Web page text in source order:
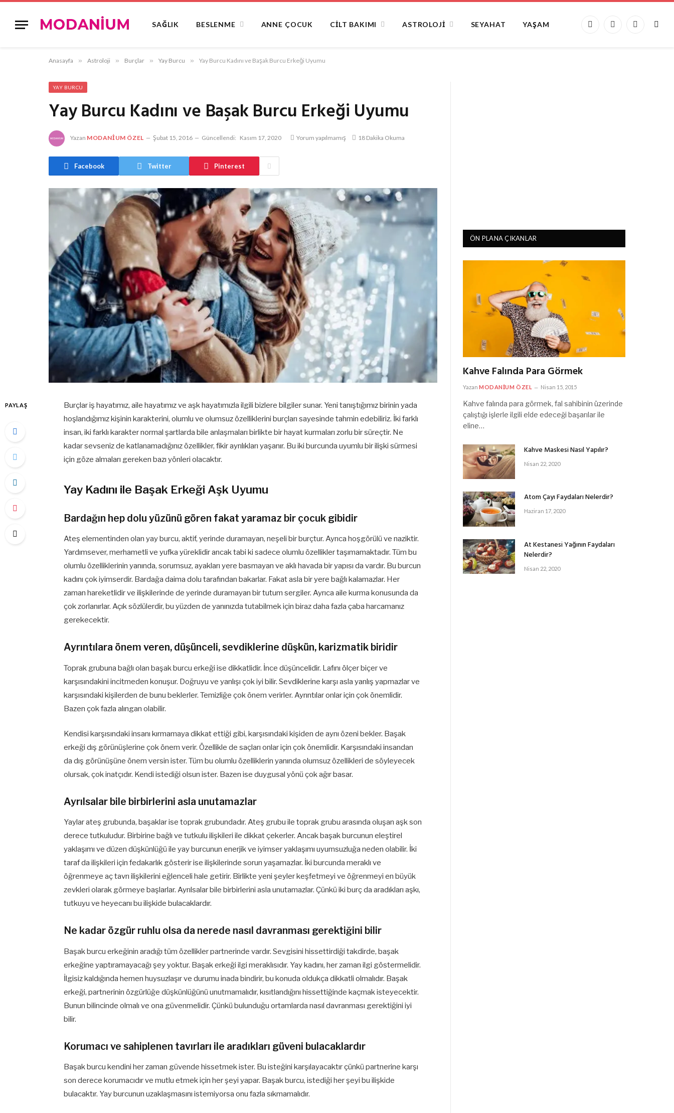
SAĞLIK BESLENME ANNE ÇOCUK CILT BAKIMI ASTROLOJI SEYAHAT YAŞAM
Facebook
X
Instagram
Anasayfa » Astroloji » Burçlar » Yay Burcu » Yay Burcu Kadını ve Başak Burcu Erkeği Uyumu
YAY BURCU
Yay Burcu Kadını ve Başak Burcu Erkeği Uyumu
Yazan MODANIUM ÖZEL Şubat 15, 2016 Güncellendi: Kasım 17, 2020 Yorum yapılmamış 18 Dakika Okuma
Facebook Twitter Pinterest
PAYLAŞ
Burçlar iş hayatımız, aile hayatımız ve aşk hayatımızla ilgili bizlere bilgiler sunar. Yeni tanıştığımız birinin yada
hoşlandığımız kişinin karakterini, olumlu ve olumsuz özelliklerini burçları sayesinde tahmin edebiliriz. İki farklı
insan, iki farklı karakter normal şartlarda bile anlaşmaları birlikte bir hayat kurmaları zorlu bir süreçtir. Ne
kadar sevseniz de katlanamadığınız özellikler, fikir ayrılıkları yaşanır. Bu iki burcunda uyumlu bir ilişki sürmesi
için göze almaları gereken bazı yönleri olacaktır.
Yay Kadını ile Başak Erkeği Aşk Uyumu
Bardağın hep dolu yüzünü gören fakat yaramaz bir çocuk gibidir
Ateş elementinden olan yay burcu, aktif, yerinde duramayan, neşeli bir burçtur. Ayrıca hoşgörülü ve naziktir.
Yardımsever, merhametli ve yufka yüreklidir ancak tabi ki sadece olumlu özellikler taşımamaktadır. Tüm bu
olumlu özelliklerinin yanında, sorumsuz, ayakları yere basmayan ve aklı havada bir yapısı da vardır. Bu burcun
kadını çok iyimserdir. Bardağa daima dolu tarafından bakarlar. Fakat asla bir yere bağlı kalamazlar. Her
zaman hareketlidir ve ilişkilerinde de yerinde duramayan bir tutum sergiler. Ayrıca aile kurma konusunda da
çok zorlanırlar. Açık sözlülerdir, bu yüzden de yanınızda tutabilmek için biraz daha fazla çaba harcamanız
gerekecektir.
Ayrıntılara önem veren, düşünceli, sevdiklerine düşkün, karizmatik biridir
Toprak grubuna bağlı olan başak burcu erkeği ise dikkatlidir. İnce düşüncelidir. Lafını ölçer biçer ve
karşısındakini incitmeden konuşur. Doğruyu ve yanlışı çok iyi bilir. Sevdiklerine karşı asla yanlış yapmazlar ve
karşısındaki kişilerden de bunu beklerler. Temizliğe çok önem verirler. Ayrıntılar onlar için çok önemlidir.
Bazen çok fazla alıngan olabilir.
Kendisi karşısındaki insanı kırmamaya dikkat ettiği gibi, karşısındaki kişiden de aynı özeni bekler. Başak
erkeği dış görünüşlerine çok önem verir. Özellikle de saçları onlar için çok önemlidir. Karşısındaki insandan
da dış görünüşüne önem versin ister. Tüm bu olumlu özelliklerin yanında olumsuz özellikleri de söyleyecek
olursak, çok inatçıdır. Kendi istediği olsun ister. Bazen ise duygusal yönü çok ağır basar.
Ayrılsalar bile birbirlerini asla unutamazlar
Yaylar ateş grubunda, başaklar ise toprak grubundadır. Ateş grubu ile toprak grubu arasında oluşan aşk son
derece tutkuludur. Birbirine bağlı ve tutkulu ilişkileri ile dikkat çekerler. Ancak başak burcunun eleştirel
yaklaşımı ve düzen düşkünlüğü ile yay burcunun enerjik ve iyimser yaklaşımı uyumsuzluğa neden olabilir. İki
taraf da ilişkileri için fedakarlık gösterir ise ilişkilerinde sorun yaşamazlar. İki burcunda meraklı ve
öğrenmeye aç tavrı ilişkilerini eğlenceli hale getirir. Birlikte yeni şeyler keşfetmeyi ve öğrenmeyi en büyük
zevkleri olarak görmeye başlarlar. Ayrılsalar bile birbirlerini asla unutamazlar. Çünkü iki burç da aradıkları aşkı,
tutkuyu ve heyecanı bu ilişkide bulacaklardır.
Ne kadar özgür ruhlu olsa da nerede nasıl davranması gerektiğini bilir
Başak burcu erkeğinin aradığı tüm özellikler partnerinde vardır. Sevgisini hissettirdiği takdirde, başak
erkeğine yaptıramayacağı şey yoktur. Başak erkeği ilgi meraklısıdır. Yay kadını, her zaman ilgi göstermelidir.
İlgisiz kaldığında hemen huysuzlaşır ve durumu inada bindirir, bu konuda oldukça dikkatli olmalıdır. Başak
erkeği, partnerinin özgürlüğe düşkünlüğünü unutmamalıdır, kısıtlandığını hissettiğinde kaçmak isteyecektir.
Bunun bilincinde olmalı ve ona güvenmelidir. Çünkü bulunduğu ortamlarda nasıl davranması gerektiğini iyi
bilir.
Korumacı ve sahiplenen tavırları ile aradıkları güveni bulacaklardır
Başak burcu kendini her zaman güvende hissetmek ister. Bu isteğini karşılayacaktır çünkü partnerine karşı
son derece korumacıdır ve mutlu etmek için her şeyi yapar. Başak burcu, istediği her şeyi bu ilişkide
bulacaktır. Yay burcunun uzaklaşmasını istemiyorsa onu fazla sıkmamalıdır.
ÖN PLANA ÇIKANLAR
Kahve Falında Para Görmek
Yazan MODANIUM ÖZEL Nisan 15, 2015
Kahve falında para görmek, fal sahibinin üzerinde
çalıştığı işlerle ilgili elde edeceği başarılar ile
eline…
Kahve Maskesi Nasıl Yapılır?
Nisan 22, 2020
Atom Çayı Faydaları Nelerdir?
Haziran 17, 2020
At Kestanesi Yağının Faydaları
Nelerdir?
Nisan 22, 2020